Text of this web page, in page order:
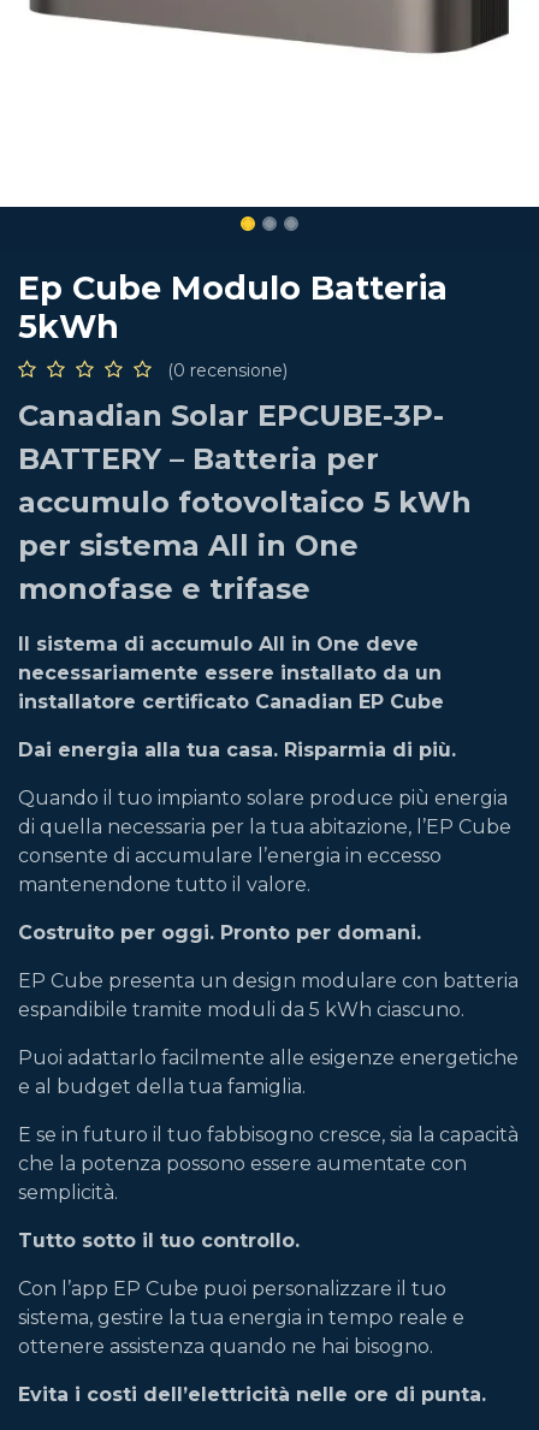
Ep Cube Modulo Batteria
5kWh
(0 recensione)
Canadian Solar EPCUBE-3P-
BATTERY – Batteria per
accumulo fotovoltaico 5 kWh
per sistema All in One
monofase e trifase
Il sistema di accumulo All in One deve
necessariamente essere installato da un
installatore certificato Canadian EP Cube
Dai energia alla tua casa. Risparmia di più.
Quando il tuo impianto solare produce più energia
di quella necessaria per la tua abitazione, l’EP Cube
consente di accumulare l’energia in eccesso
mantenendone tutto il valore.
Costruito per oggi. Pronto per domani.
EP Cube presenta un design modulare con batteria
espandibile tramite moduli da 5 kWh ciascuno.
Puoi adattarlo facilmente alle esigenze energetiche
e al budget della tua famiglia.
E se in futuro il tuo fabbisogno cresce, sia la capacità
che la potenza possono essere aumentate con
semplicità.
Tutto sotto il tuo controllo.
Con l’app EP Cube puoi personalizzare il tuo
sistema, gestire la tua energia in tempo reale e
ottenere assistenza quando ne hai bisogno.
Evita i costi dell’elettricità nelle ore di punta.